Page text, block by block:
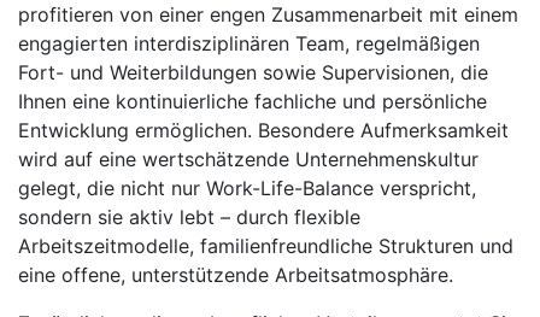
profitieren von einer engen Zusammenarbeit mit einem
engagierten interdisziplinären Team, regelmäßigen
Fort- und Weiterbildungen sowie Supervisionen, die
Ihnen eine kontinuierliche fachliche und persönliche
Entwicklung ermöglichen. Besondere Aufmerksamkeit
wird auf eine wertschätzende Unternehmenskultur
gelegt, die nicht nur Work-Life-Balance verspricht,
sondern sie aktiv lebt – durch flexible
Arbeitszeitmodelle, familienfreundliche Strukturen und
eine offene, unterstützende Arbeitsatmosphäre.